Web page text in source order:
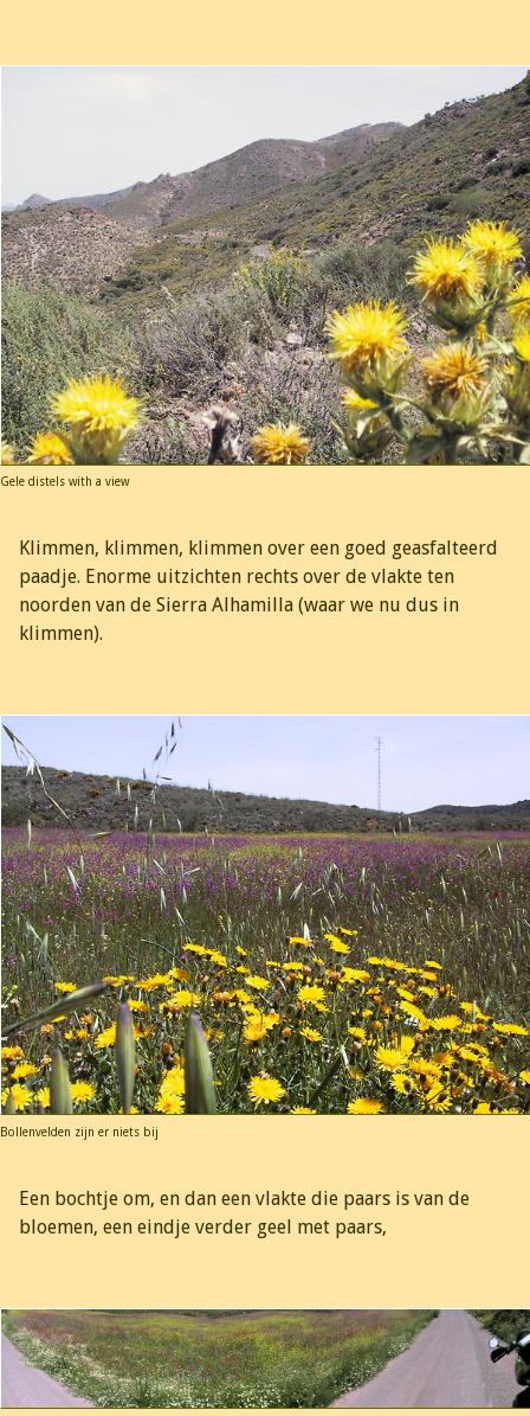
Gele distels with a view
Klimmen, klimmen, klimmen over een goed geasfalteerd
paadje. Enorme uitzichten rechts over de vlakte ten
noorden van de Sierra Alhamilla (waar we nu dus in
klimmen).
Bollenvelden zijn er niets bij
Een bochtje om, en dan een vlakte die paars is van de
bloemen, een eindje verder geel met paars,